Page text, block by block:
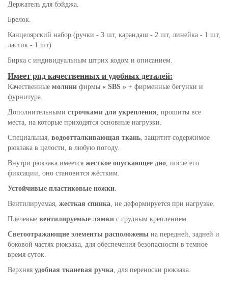
Держатель для бэйджа.
Брелок.
Канцелярский набор (ручки - 3 шт, карандаш - 2 шт, линейка - 1 шт,
ластик - 1 шт)
Бирка с индивидуальным штрих кодом и описанием.
Имеет ряд качественных и удобных деталей:
Качественные молнии фирмы « SBS » + фирменные бегунки и
фурнитура.
Дополнительными строчками для укрепления, прошиты все
места, на которые приходятся основные нагрузки.
Специальная, водоотталкивающая ткань, защитит содержимое
рюкзака в целости, в любую погоду.
Внутри рюкзака имеется жесткое опускающее дно, после его
фиксации, оно становится жёстким.
Устойчивые пластиковые ножки.
Вентилируемая, жесткая спинка, не деформируется при нагрузке.
Плечевые вентилируемые лямки с грудным креплением.
Светоотражающие элементы расположены на передней, задней и
боковой частях рюкзака, для обеспечения безопасности в темное
время суток.
Верхняя удобная тканевая ручка, для переноски рюкзака.